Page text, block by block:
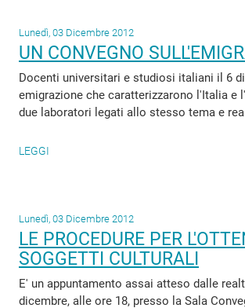
Lunedì, 03 Dicembre 2012
UN CONVEGNO
Docenti universitari e studiosi italiani il 6
emigrazione che caratterizzarono l'Italia e
due laboratori legati allo stesso tema e
LEGGI
Lunedì, 03 Dicembre 2012
LE PROCEDURE PER
SOGGETTI CULTURALI
E' un appuntamento assai atteso dalle
dicembre, alle ore 18, presso la Sala